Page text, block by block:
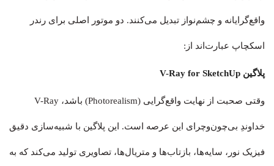
واقع‌گرایانه و چشم‌نواز تبدیل می‌کنند. دو موتور اصلی برای رندر
اسکچاپ عبارت‌اند از:
پلاگین V-Ray for SketchUp
وقتی صحبت از نهایت واقع‌گرایی (Photorealism) باشد، V-Ray
خداوندِ بی‌چون‌وچرای این عرصه است. این پلاگین با شبیه‌سازی دقیق
فیزیک نور، سایه‌ها، بازتاب‌ها و متریال‌ها، تصاویری تولید می‌کند که به